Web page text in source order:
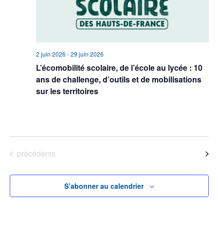
L’écomobilité scolaire, de l’école au lycée : 10
ans de challenge, d’outils et de mobilisations
sur les territoires
2 juin 2026 -29 juin 2026
Évènements
précédents Évènements
S’abonner au calendrier